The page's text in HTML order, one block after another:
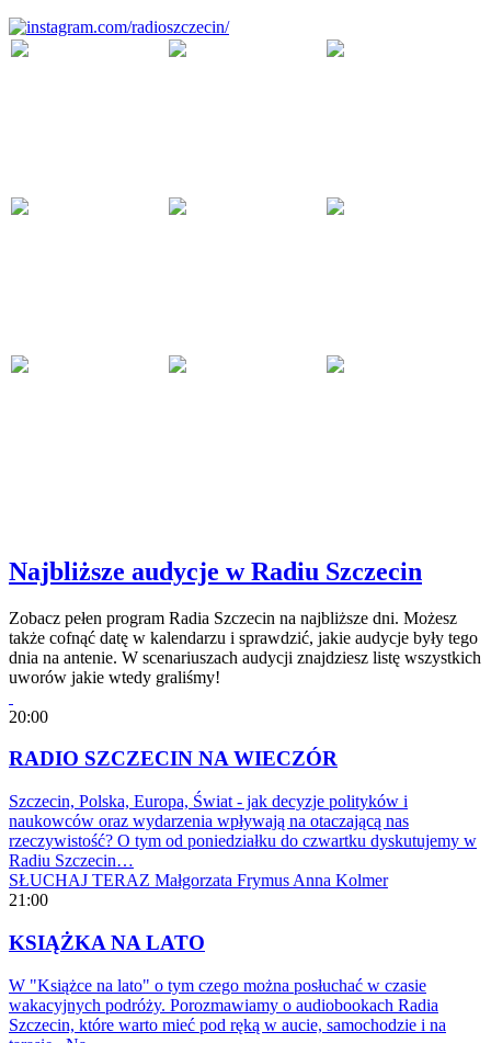
Najbliższe audycje w Radiu Szczecin
Zobacz pełen program Radia Szczecin na najbliższe dni. Możesz
także cofnąć datę w kalendarzu i sprawdzić, jakie audycje były tego
dnia na antenie. W scenariuszach audycji znajdziesz listę wszystkich
uworów jakie wtedy graliśmy!
20:00
RADIO SZCZECIN NA WIECZÓR
Szczecin, Polska, Europa, Świat - jak decyzje polityków i
naukowców oraz wydarzenia wpływają na otaczającą nas
rzeczywistość? O tym od poniedziałku do czwartku dyskutujemy w
Radiu Szczecin…
SŁUCHAJ TERAZ Małgorzata Frymus Anna Kolmer
21:00
KSIĄŻKA NA LATO
W "Książce na lato" o tym czego można posłuchać w czasie
wakacyjnych podróży. Porozmawiamy o audiobookach Radia
Szczecin, które warto mieć pod ręką w aucie, samochodzie i na